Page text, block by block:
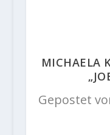
MICHAELA
Gepostet